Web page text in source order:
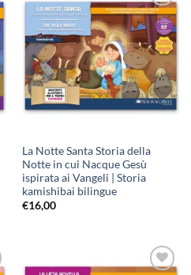
Aggiungi
alla lista
dei
desideri
La Notte Santa Storia della
Notte in cui Nacque Gesù
ispirata ai Vangeli | Storia
kamishibai bilingue
€16,00